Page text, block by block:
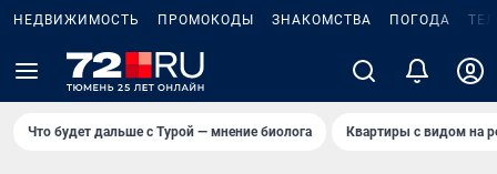
НЕДВИЖИМОСТЬ ПРОМОКОДЫ ЗНАКОМСТВА ПОГОДА
Что будет дальше с Турой — мнение биолога Квартиры с видом на